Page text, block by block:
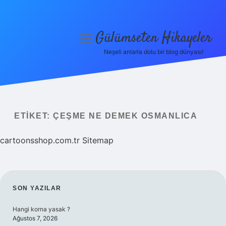
Yasal Uyarı
Hakkımızda
menüyüGülümseten Hikayeler
Neşeli anlarla dolu bir blog dünyası!
ETIKET: ÇEŞME NE DEMEK OSMANLICA
cartoonsshop.com.tr Sitemap
SIDEBAR
SON YAZILAR
Hangi korna yasak ?
Ağustos 7, 2026